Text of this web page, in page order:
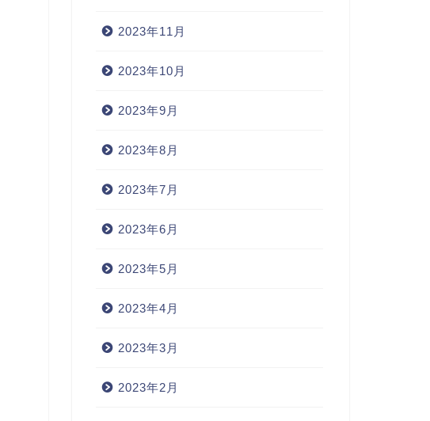
2023年11月
2023年10月
2023年9月
2023年8月
2023年7月
2023年6月
2023年5月
2023年4月
2023年3月
2023年2月